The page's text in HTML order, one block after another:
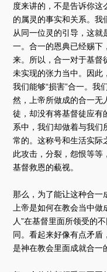
度来讲的，不是告诉你
的属灵的事实和关系。我
从同一位灵的引导，这就
一。合一的恩典已经赐下
来。所以，合一对于基督
未实现的张力当中。因此
我们能够“损害”合一。我
然，上帝所做成的合一无
徒，却没有将基督徒应有
系中，我们却做着与我们
常的。这称号和生活实际
此攻击，分裂，怨恨等等
基督救恩的藐视。
那么，为了能让这种合一
上帝是如何在教会当中
人”在基督里面所领受的
同。看起来好像有点矛盾
是神在教会里面成就合一